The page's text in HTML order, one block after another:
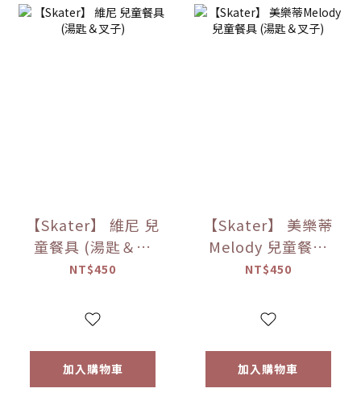
【Skater】 維尼 兒
童餐具 (湯匙＆叉
子)
NT$450
加入購物車
【Skater】 美樂蒂
Melody 兒童餐具
(湯匙＆叉子)
NT$450
加入購物車